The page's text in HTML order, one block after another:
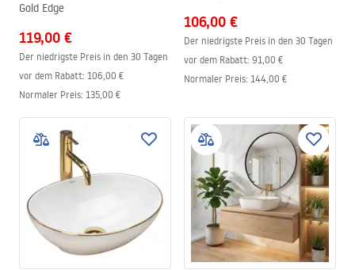
Gold Edge
119,00 €
Der niedrigste Preis in den 30 Tagen
vor dem Rabatt: 106,00 €
Normaler Preis: 135,00 €
106,00 €
Der niedrigste Preis in den 30 Tagen
vor dem Rabatt: 91,00 €
Normaler Preis: 144,00 €